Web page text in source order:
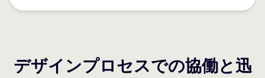
デザインプロセスでの協働と迅